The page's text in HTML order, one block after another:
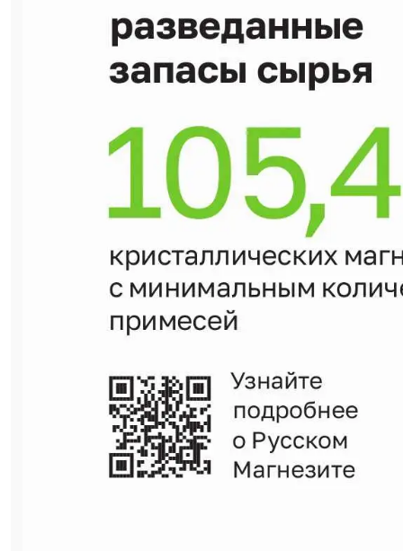
Группы Магнезит — сырьевая
независимость.
— Мы обеспечены собственным
сто лет. И это по самым скромным
оценкам. На самом деле можно делать
более длительные прогнозы – только в
Красноярском крае мы поставили на
баланс более 100 миллионов тонн
превышают 234 миллиона тонн. Это
позволяет нам с уверенностью смотреть в
будущее и работать над развитием
производственных мощностей, —
отмечает генеральный директор Группы
Разработка месторождений ведётся на
двух основных производственных
площадках – Саткинской и Нижне-
Приангарской. Напомним, в 2011 году
Группа Магнезит получила лицензию на